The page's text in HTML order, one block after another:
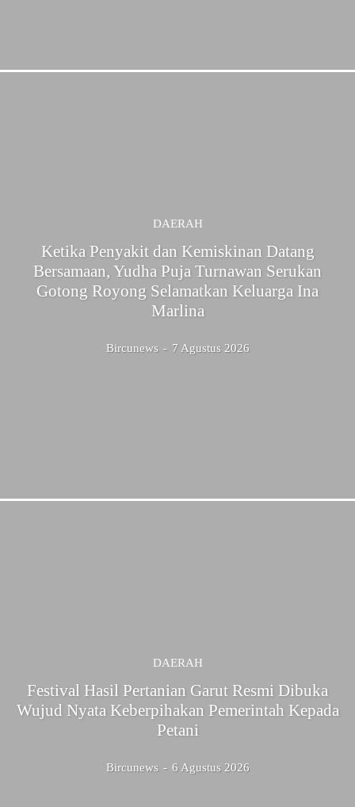
DAERAH
Ketika Penyakit dan Kemiskinan Datang
Bersamaan, Yudha Puja Turnawan Serukan
Gotong Royong Selamatkan Keluarga Ina
Marlina
Bircunews - 7 Agustus 2026
DAERAH
Festival Hasil Pertanian Garut Resmi Dibuka
Wujud Nyata Keberpihakan Pemerintah Kepada
Petani
Bircunews - 6 Agustus 2026